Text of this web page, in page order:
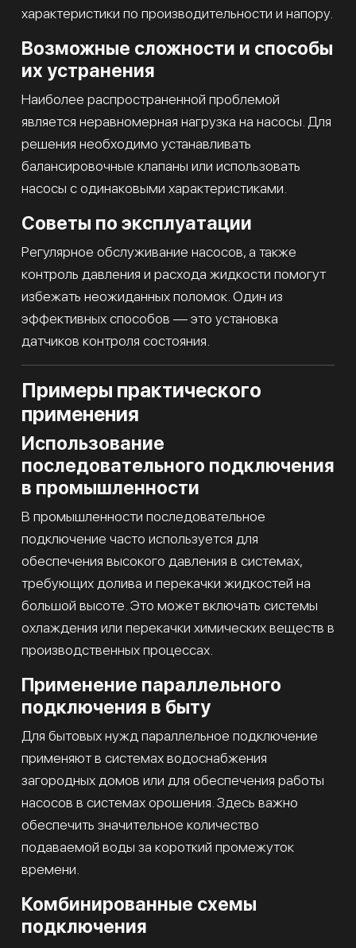
характеристики по производительности и напору.
Возможные сложности и способы
их устранения
Наиболее распространенной проблемой
является неравномерная нагрузка на насосы. Для
решения необходимо устанавливать
балансировочные клапаны или использовать
насосы с одинаковыми характеристиками.
Советы по эксплуатации
Регулярное обслуживание насосов, а также
контроль давления и расхода жидкости помогут
избежать неожиданных поломок. Один из
эффективных способов — это установка
датчиков контроля состояния.
Примеры практического
применения
Использование
последовательного подключения
в промышленности
В промышленности последовательное
подключение часто используется для
обеспечения высокого давления в системах,
требующих долива и перекачки жидкостей на
большой высоте. Это может включать системы
охлаждения или перекачки химических веществ в
производственных процессах.
Применение параллельного
подключения в быту
Для бытовых нужд параллельное подключение
применяют в системах водоснабжения
загородных домов или для обеспечения работы
насосов в системах орошения. Здесь важно
обеспечить значительное количество
подаваемой воды за короткий промежуток
времени.
Комбинированные схемы
подключения